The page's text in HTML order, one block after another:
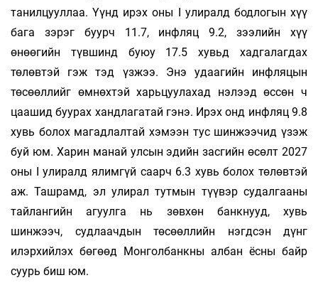
танилцууллаа. Үүнд ирэх оны I улиралд бодлогын хүү
бага зэрэг буурч 11.7, инфляц 9.2, зээлийн хүү
өнөөгийн түвшинд буюу 17.5 хувьд хадгалагдах
төлөвтэй гэж тэд үзжээ. Энэ удаагийн инфляцын
төсөөллийг өмнөхтэй харьцуулахад нэлээд өссөн ч
цаашид буурах хандлагатай гэнэ. Ирэх онд инфляц 9.8
хувь болох магадлалтай хэмээн тус шинжээчид үзэж
буй юм. Харин манай улсын эдийн засгийн өсөлт 2027
оны I улиралд ялимгүй саарч 6.3 хувь болох төлөвтэй
аж. Ташрамд, эл улирал тутмын түүвэр судалгааны
тайлангийн агуулга нь зөвхөн банкнууд, хувь
шинжээч, судлаачдын төсөөллийн нэгдсэн дүнг
илэрхийлэх бөгөөд Монголбанкны албан ёсны байр
суурь биш юм.